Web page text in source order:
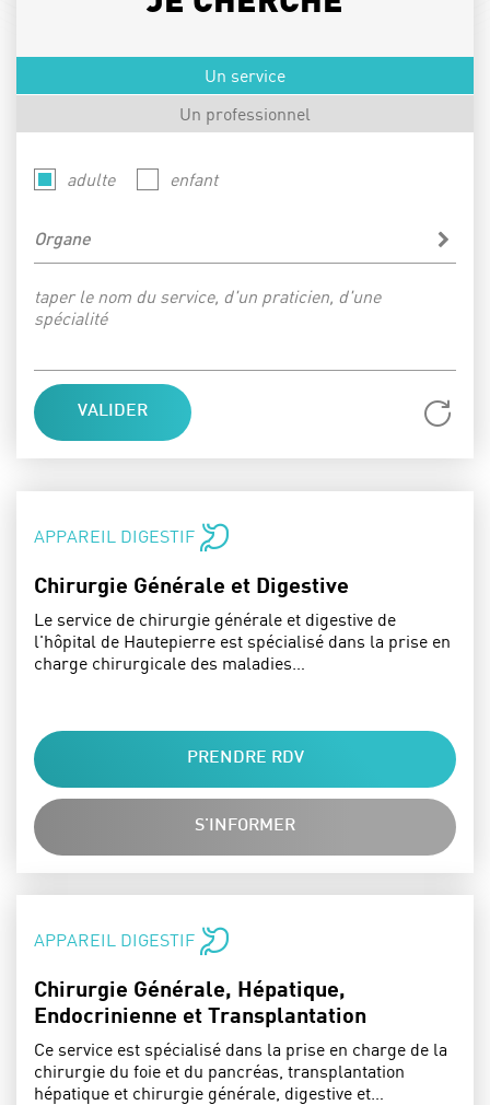
Un service
Un professionnel
adulte enfant
Organe
taper le nom du service, d'un praticien, d'une
spécialité
SPÉCIALITÉS :
APPAREIL DIGESTIF
Chirurgie Générale et Digestive
Le service de chirurgie générale et digestive de
l'hôpital de Hautepierre est spécialisé dans la prise en
charge chirurgicale des maladies…
PRENDRE RDV
S'INFORMER
SPÉCIALITÉS :
APPAREIL DIGESTIF
Chirurgie Générale, Hépatique,
Endocrinienne et Transplantation
Ce service est spécialisé dans la prise en charge de la
chirurgie du foie et du pancréas, transplantation
hépatique et chirurgie générale, digestive et…